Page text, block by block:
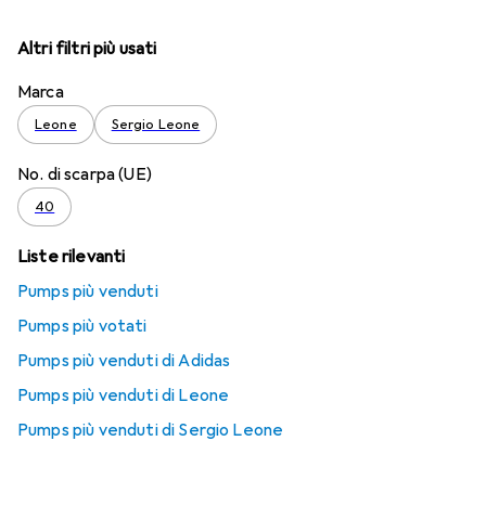
Altri filtri più usati
Marca
Leone Sergio Leone
No. di scarpa (UE)
40
Liste rilevanti
Pumps più venduti
Pumps più votati
Pumps più venduti di Adidas
Pumps più venduti di Leone
Pumps più venduti di Sergio Leone